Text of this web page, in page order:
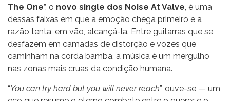
The One”, o novo single dos Noise At Valve , é uma
dessas faixas em que a emoção chega primeiro e a
razão tenta, em vão, alcançá-la. Entre guitarras que se
desfazem em camadas de distorção e vozes que
caminham na corda bamba, a música é um mergulho
nas zonas mais cruas da condição humana.
“You can try hard but you will never reach”, ouve-se — um